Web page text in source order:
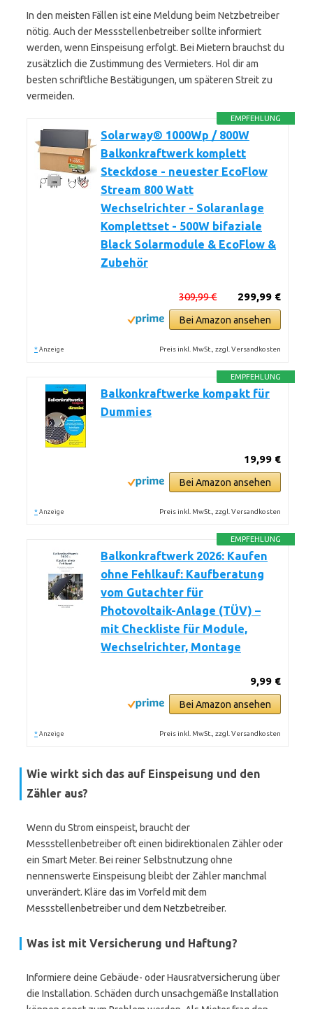
In den meisten Fällen ist eine Meldung beim Netzbetreiber
nötig. Auch der Messstellenbetreiber sollte informiert
werden, wenn Einspeisung erfolgt. Bei Mietern brauchst du
zusätzlich die Zustimmung des Vermieters. Hol dir am
besten schriftliche Bestätigungen, um späteren Streit zu
vermeiden.
EMPFEHLUNG
Solarway® 1000Wp / 800W
Balkonkraftwerk komplett
Steckdose - neuester EcoFlow
Stream 800 Watt
Wechselrichter - Solaranlage
Komplettset - 500W bifaziale
Black Solarmodule & EcoFlow &
Zubehör
299,99 €
309,99 €
Bei Amazon ansehen
* Anzeige Preis inkl. MwSt., zzgl. Versandkosten
EMPFEHLUNG
Balkonkraftwerke kompakt für
Dummies
19,99 €
Bei Amazon ansehen
* Anzeige Preis inkl. MwSt., zzgl. Versandkosten
EMPFEHLUNG
Balkonkraftwerk 2026: Kaufen
ohne Fehlkauf: Kaufberatung
vom Gutachter für
Photovoltaik-Anlage (TÜV) –
mit Checkliste für Module,
Wechselrichter, Montage
9,99 €
Bei Amazon ansehen
* Anzeige Preis inkl. MwSt., zzgl. Versandkosten
Wie wirkt sich das auf Einspeisung und den
Zähler aus?
Wenn du Strom einspeist, braucht der
Messstellenbetreiber oft einen bidirektionalen Zähler oder
ein Smart Meter. Bei reiner Selbstnutzung ohne
nennenswerte Einspeisung bleibt der Zähler manchmal
unverändert. Kläre das im Vorfeld mit dem
Messstellenbetreiber und dem Netzbetreiber.
Was ist mit Versicherung und Haftung?
Informiere deine Gebäude- oder Hausratversicherung über
die Installation. Schäden durch unsachgemäße Installation